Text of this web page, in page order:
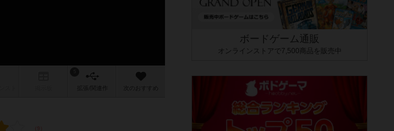
作 次のおすすめ
ボードゲーム通販
オンラインストアで7,500商品を販売中